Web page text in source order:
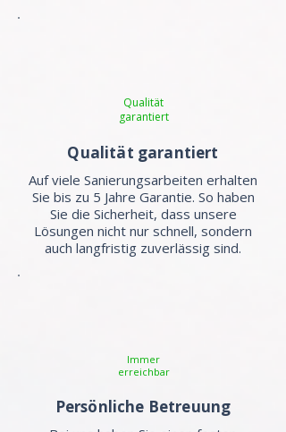
Qualität
garantiert
Qualität garantiert
Auf viele Sanierungsarbeiten erhalten
Sie bis zu 5 Jahre Garantie. So haben
Sie die Sicherheit, dass unsere
Lösungen nicht nur schnell, sondern
auch langfristig zuverlässig sind.
Immer
erreichbar
Persönliche Betreuung